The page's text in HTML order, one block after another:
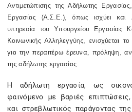
Αντιμετώπισης της Αδήλωτης
Εργασίας (Α.Σ.Ε.), όπως ισχύει και
υπηρεσία του Υπουργείου Εργασίας
Κοινωνικής Αλληλεγγύης, ενισχύεται
για την περαιτέρω έρευνα, πρόληψη,
της αδήλωτης εργασίας.
Η αδήλωτη εργασία, ως
φαινόμενο με βαριές επιπτώσεις,
και στρεβλωτικός παράγοντας